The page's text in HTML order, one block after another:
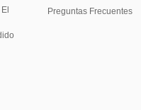
Preguntas Frecuentes